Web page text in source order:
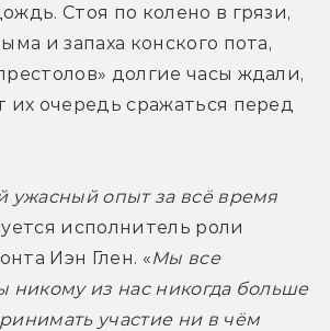
Стоя по колено в грязи,
и запаха конского пота,
долгие часы ждали,
их очередь сражаться перед
ужасный опыт за всё время
исполнитель роли
Иэн Глен. «Мы все
никому из нас никогда больше
участие ни в чём